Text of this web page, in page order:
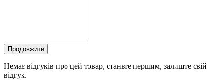
Продовжити
Немає відгуків про цей товар, станьте першим, залиште свій
відгук.